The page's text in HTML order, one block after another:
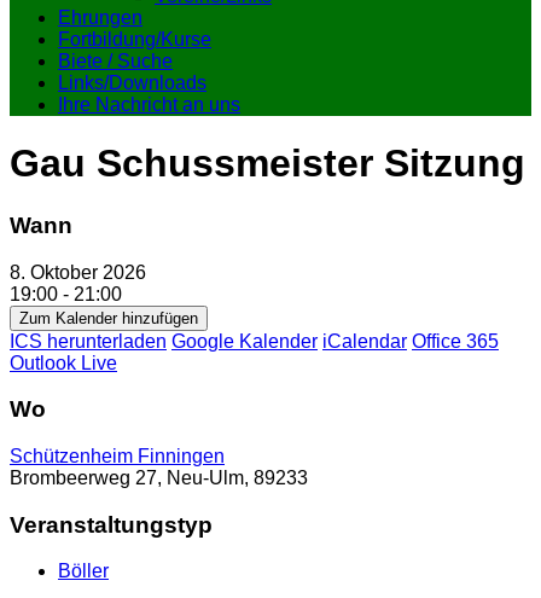
Ehrungen
Fortbildung/Kurse
Biete / Suche
Links/Downloads
Ihre Nachricht an uns
Gau Schussmeister Sitzung
Wann
8. Oktober 2026
19:00 - 21:00
Zum Kalender hinzufügen
ICS herunterladen Google Kalender iCalendar Office 365
Outlook Live
Wo
Schützenheim Finningen
Brombeerweg 27, Neu-Ulm, 89233
Veranstaltungstyp
Böller